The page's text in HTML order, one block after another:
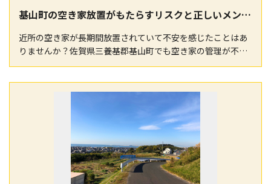
基山町の空き家放置がもたらすリスクと正しいメンテナンス手順入門
近所の空き家が長期間放置されていて不安を感じたことはあ
りませんか？佐賀県三養基郡基山町でも空き家の管理が不十
分な場合、ごみや雑草の散乱、不衛生な環境、さらには…